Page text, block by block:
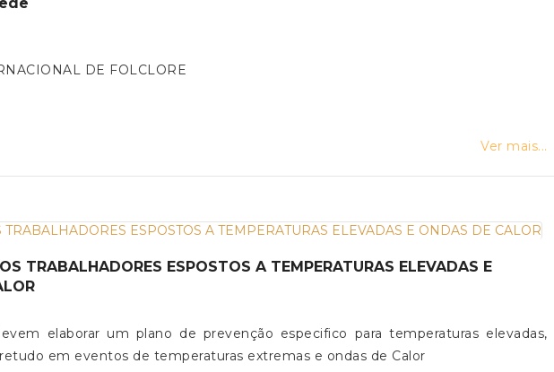
DE FOLCLORE
Ver mais...
elaborar um plano de prevenção especifico para temperaturas elevadas,
em eventos de temperaturas extremas e ondas de Calor